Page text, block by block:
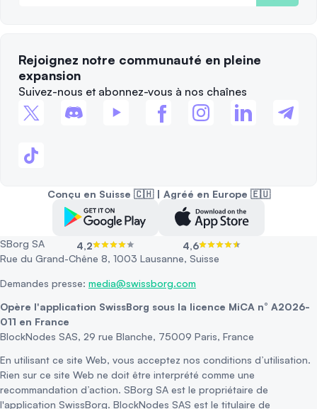
Rejoignez notre communauté en pleine
expansion
Suivez-nous et abonnez-vous à nos chaînes
Conçu en Suisse 🇨🇭 | Agréé en Europe 🇪🇺
4,2 4,6
SBorg SA
Rue du Grand-Chêne 8, 1003 Lausanne, Suisse
Demandes presse: media@swissborg.com
Opère l'application SwissBorg sous la licence MiCA n° A2026-
011 en France
BlockNodes SAS, 29 rue Blanche, 75009 Paris, France
En utilisant ce site Web, vous acceptez nos conditions d’utilisation.
Rien sur ce site Web ne doit être interprété comme une
recommandation d’action. SBorg SA est le propriétaire de
l'application SwissBorg. BlockNodes SAS est le titulaire de